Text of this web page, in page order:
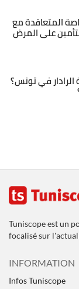
المتعاقدة مع
على المرض
في تونس؟
Tuniscope est un
focalisé sur
INFORMATION
Infos Tuniscope